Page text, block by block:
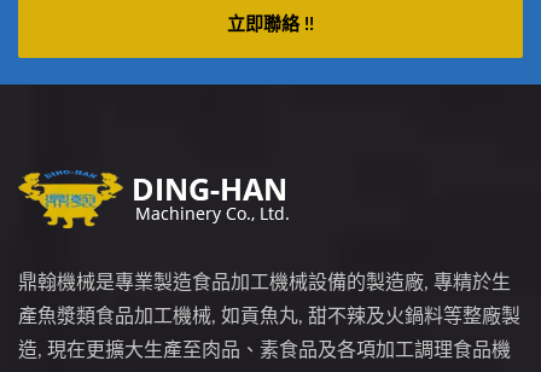
立即聯絡 !!
鼎翰機械是專業製造食品加工機械設備的製造廠, 專精於生
產魚漿類食品加工機械, 如貢魚丸, 甜不辣及火鍋料等整廠製
造, 現在更擴大生產至肉品、素食品及各項加工調理食品機